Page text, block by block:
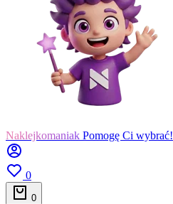
Naklejkomaniak Pomogę Ci wybrać!
0
0